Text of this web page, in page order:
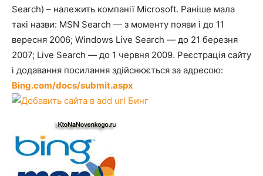
Search) – належить компанії Microsoft. Раніше мала
такі назви: MSN Search — з моменту появи і до 11
вересня 2006; Windows Live Search — до 21 березня
2007; Live Search — до 1 червня 2009. Реєстрація сайту
і додавання посилання здійснюється за адресою:
Bing.com/docs/submit.aspx